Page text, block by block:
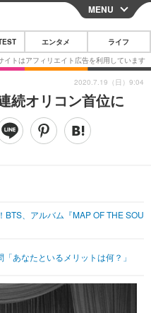
CLOSE
スマートフォン
ガジェット・ツール
スポーツ
MENU
エンタメ ライフ
続オリコン首位に
BTS、アルバム『MAP OF THE SOU
あなたといるメリットは何？」
2020.7.19（日）9:04